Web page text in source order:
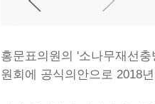
홍문표의원의 '소나무재선
원회에 공식의안으로 2018